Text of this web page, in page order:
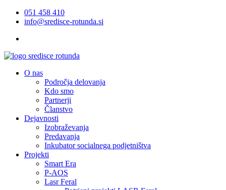
051 458 410
info@sredisce-rotunda.si
O nas
Področja delovanja
Kdo smo
Partnerji
Članstvo
Dejavnosti
Izobraževanja
Predavanja
Inkubator socialnega podjetništva
Projekti
Smart Era
P-AOS
Lasr Feral